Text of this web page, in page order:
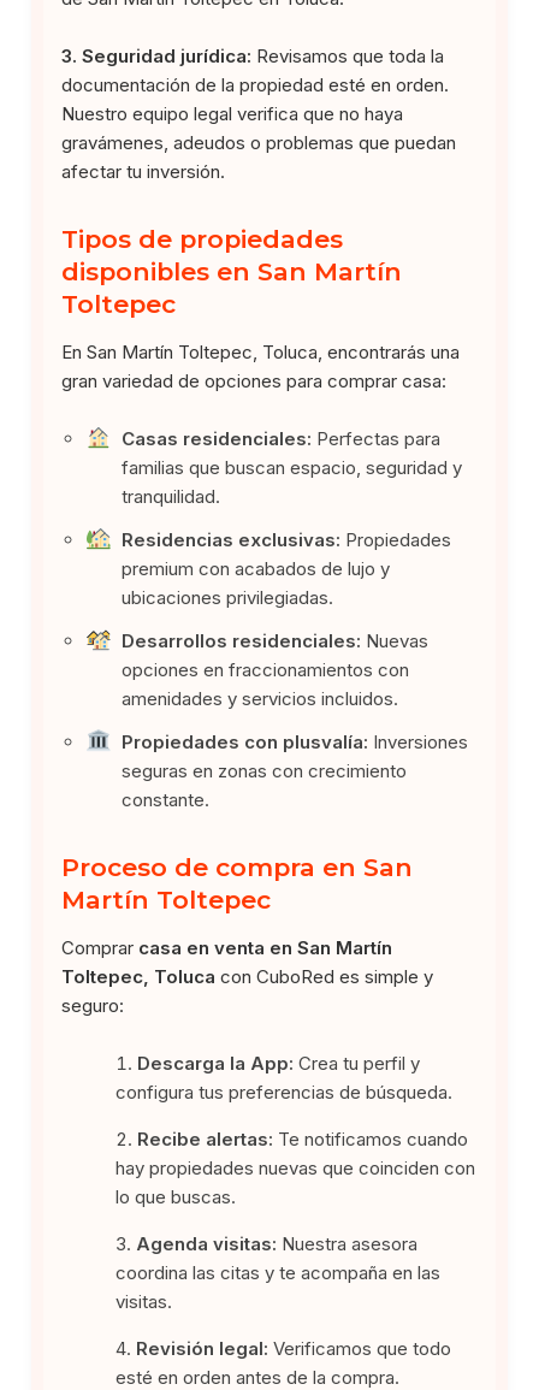
3. Seguridad jurídica: Revisamos que toda la
documentación de la propiedad esté en orden.
Nuestro equipo legal verifica que no haya
gravámenes, adeudos o problemas que puedan
afectar tu inversión.
Tipos de propiedades
disponibles en San Martín
Toltepec
En San Martín Toltepec, Toluca, encontrarás una
gran variedad de opciones para comprar casa:
Casas residenciales: Perfectas para
familias que buscan espacio, seguridad y
tranquilidad.
Residencias exclusivas: Propiedades
premium con acabados de lujo y
ubicaciones privilegiadas.
Desarrollos residenciales: Nuevas
opciones en fraccionamientos con
amenidades y servicios incluidos.
Propiedades con plusvalía: Inversiones
seguras en zonas con crecimiento
constante.
Proceso de compra en San
Martín Toltepec
Comprar casa en venta en San Martín
Toltepec, Toluca con CuboRed es simple y
seguro:
Descarga la App: Crea tu perfil y
configura tus preferencias de búsqueda.
Recibe alertas: Te notificamos cuando
hay propiedades nuevas que coinciden con
lo que buscas.
Agenda visitas: Nuestra asesora
coordina las citas y te acompaña en las
visitas.
Revisión legal: Verificamos que todo
esté en orden antes de la compra.